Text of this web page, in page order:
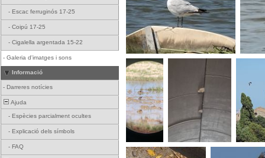
- Escac ferruginós 17-25
- Coipú 17-25
- Cigalella argentada 15-22
- Galeria d'imatges i sons
Informació
- Darreres notícies
Ajuda
- Espècies parcialment ocultes
- Explicació dels símbols
- FAQ